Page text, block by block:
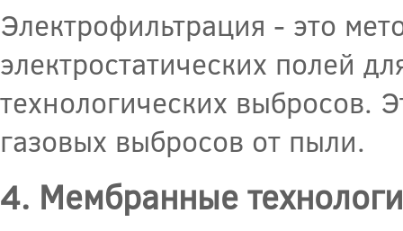
Электрофильтрация - это
электростатических полей
технологических выбросов.
газовых выбросов от пыли.
4. Мембранные